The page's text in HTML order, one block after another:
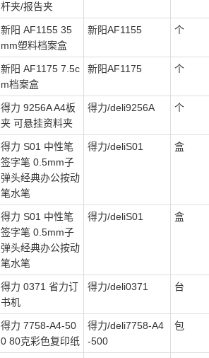
杆夹/报告夹
新阳 AF1155 35
mm塑料档案盒
新阳AF1155 个
新阳 AF1175 7.5c
m档案盒
新阳AF1175 个
得力 9256A A4板
夹 可悬挂资料夹
得力/deli9256A 个
得力 S01 中性笔
签字笔 0.5mm子
弹头经典办公按动
笔水笔
得力/deliS01 盒
得力 S01 中性笔
签字笔 0.5mm子
弹头经典办公按动
笔水笔
得力/deliS01 盒
得力 0371 省力订
书机
得力/deli0371 台
得力 7758-A4-50
0 80克彩色复印纸
得力/deli7758-A4
-500
包